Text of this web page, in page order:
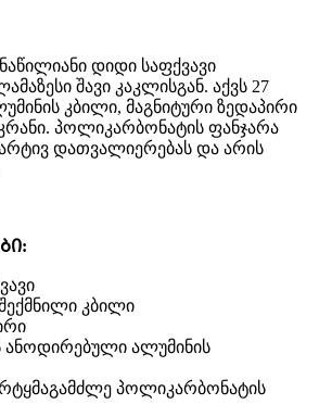
ნაწილიანი დიდი საფქვავი
შავი კაკლისგან. აქვს 27
კბილი, მაგნიტური ზედაპირი
პოლიკარბონატის ფანჯარა
დათვალიერებას და არის
კბილი
ანოდირებული ალუმინის
პოლიკარბონატის